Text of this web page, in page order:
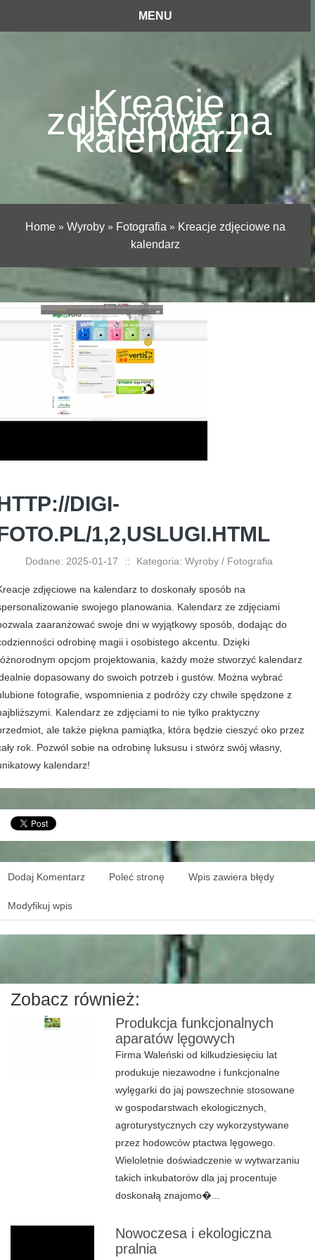
MENU
Kreacje
zdjęciowe na
kalendarz
Home » Wyroby » Fotografia » Kreacje zdjęciowe na
kalendarz
DIGI-
1,2,USLUGI.HTML
Dodane: 2025-01-17 :: Kategoria: Wyroby / Fotografia
zdjęciowe na kalendarz to doskonały sposób na
swojego planowania. Kalendarz ze zdjęciami
zaaranżować swoje dni w wyjątkowy sposób, dodając do
odrobinę magii i osobistego akcentu. Dzięki
opcjom projektowania, każdy może stworzyć kalendarz
dopasowany do swoich potrzeb i gustów. Można wybrać
fotografie, wspomnienia z podróży czy chwile spędzone z
Kalendarz ze zdjęciami to nie tylko praktyczny
ale także piękna pamiątka, która będzie cieszyć oko przez
rok. Pozwól sobie na odrobinę luksusu i stwórz swój własny,
kalendarz!
Dodaj Komentarz Poleć stronę Wpis zawiera błędy
Modyfikuj wpis
Zobacz również:
Produkcja funkcjonalnych
aparatów lęgowych
Firma Waleński od kilkudziesięciu lat
produkuje niezawodne i funkcjonalne
wylęgarki do jaj powszechnie stosowane
w gospodarstwach ekologicznych,
agroturystycznych czy wykorzystywane
przez hodowców ptactwa lęgowego.
Wieloletnie doświadczenie w wytwarzaniu
takich inkubatorów dla jaj procentuje
doskonałą znajomo�...
Nowoczesa i ekologiczna
pralnia